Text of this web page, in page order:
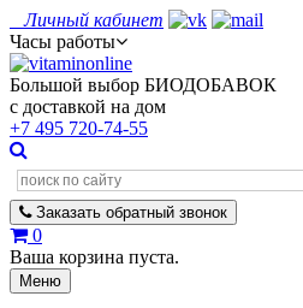
Личный кабинет
Часы работы
Большой выбор БИОДОБАВОК
с доставкой на дом
+7 495 720-74-55
Заказать обратный звонок
0
Ваша корзина пуста.
Меню